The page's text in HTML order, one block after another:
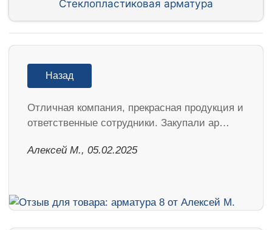
Стеклопластиковая арматура
Назад
Отличная компания, прекрасная продукция и
ответственные сотрудники. Закупали ар…
Алексей М., 05.02.2025